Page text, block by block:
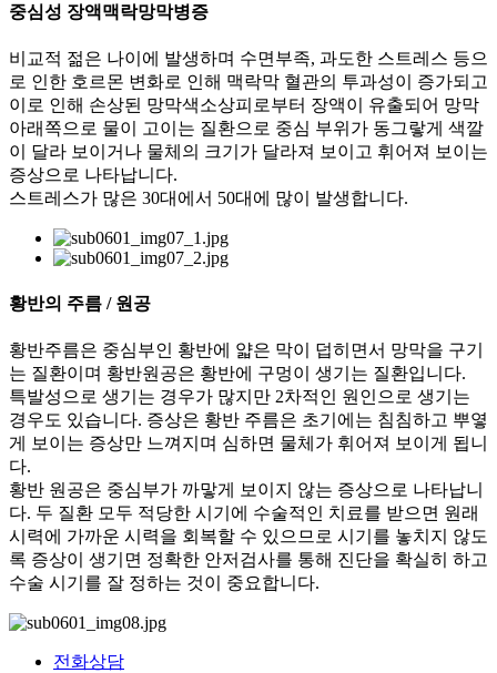
중심성 장액맥락망막병증
비교적 젊은 나이에 발생하며 수면부족, 과도한 스트레스 등으
로 인한 호르몬 변화로 인해 맥락막 혈관의 투과성이 증가되고
이로 인해 손상된 망막색소상피로부터 장액이 유출되어 망막
아래쪽으로 물이 고이는 질환으로 중심 부위가 동그랗게 색깔
이 달라 보이거나 물체의 크기가 달라져 보이고 휘어져 보이는
증상으로 나타납니다.
스트레스가 많은 30대에서 50대에 많이 발생합니다.
황반의 주름 / 원공
황반주름은 중심부인 황반에 얇은 막이 덥히면서 망막을 구기
는 질환이며 황반원공은 황반에 구멍이 생기는 질환입니다.
특발성으로 생기는 경우가 많지만 2차적인 원인으로 생기는
경우도 있습니다. 증상은 황반 주름은 초기에는 침침하고 뿌옇
게 보이는 증상만 느껴지며 심하면 물체가 휘어져 보이게 됩니
다.
황반 원공은 중심부가 까맣게 보이지 않는 증상으로 나타납니
다. 두 질환 모두 적당한 시기에 수술적인 치료를 받으면 원래
시력에 가까운 시력을 회복할 수 있으므로 시기를 놓치지 않도
록 증상이 생기면 정확한 안저검사를 통해 진단을 확실히 하고
수술 시기를 잘 정하는 것이 중요합니다.
전화상담